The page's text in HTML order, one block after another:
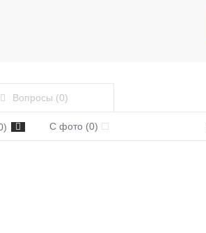
Вопросы (0)
С фото (0)